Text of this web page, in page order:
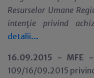
Resurselor Umane
intenţie privind
detalii...
16.09.2015 - MFE -
109/16/09.2015